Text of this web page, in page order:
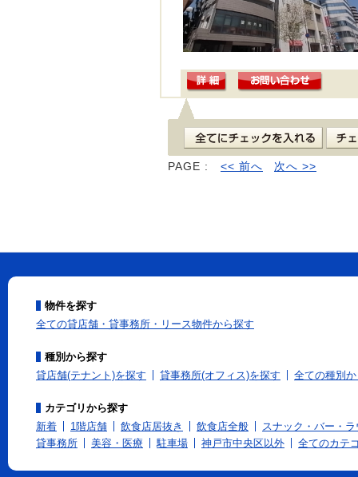
PAGE : << 前へ 次へ >>
物件を探す
全ての貸店舗・貸事務所・リース物件から探す
種別から探す
貸店舗(テナント)を探す
貸事務所(オフィス)を探す 全ての種別
カテゴリから探す
新着
1階店舗 飲食店居抜き 飲食店全般
スナック・バー・
貸事務所
美容・医療 駐車場 神戸市中央区以外 全てのカテ